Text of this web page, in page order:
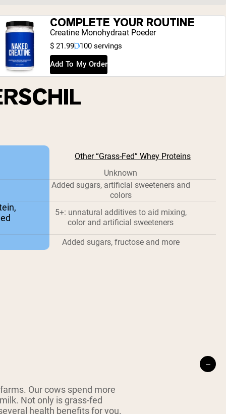
COMPLETE YOUR ROUTINE
Creatine Monohydraat Poeder
$ 21.99 100 servings
Add To My Order
Other “Grass-Fed” Whey Proteins
Unknown
Added sugars, artificial sweeteners and
colors
5+: unnatural additives to aid mixing,
color and artificial sweeteners
Added sugars, fructose and more
Our cows spend more
Not only is grass-fed
health benefits for you.